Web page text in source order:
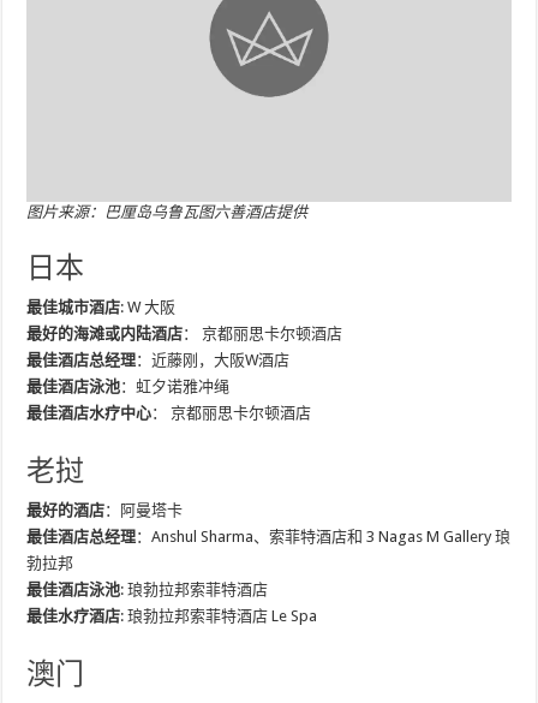
图片来源：巴厘岛乌鲁瓦图六善酒店提供
日本
最佳城市酒店: W 大阪
最好的海滩或内陆酒店： 京都丽思卡尔顿酒店
最佳酒店总经理：近藤刚，大阪W酒店
最佳酒店泳池：虹夕诺雅冲绳
最佳酒店水疗中心： 京都丽思卡尔顿酒店
老挝
最好的酒店：阿曼塔卡
最佳酒店总经理：Anshul Sharma、索菲特酒店和 3 Nagas M Gallery 琅
勃拉邦
最佳酒店泳池: 琅勃拉邦索菲特酒店
最佳水疗酒店: 琅勃拉邦索菲特酒店 Le Spa
澳门